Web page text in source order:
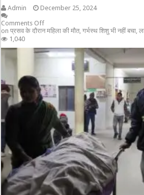
Admin
December 25, 2024
Comments Off
on प्रसव के दौरान महिला की मौत, गर्भस्थ शिशु भी नहीं बचा,
1,040